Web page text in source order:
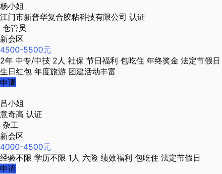
杨小姐
江门市新普华复合胶粘科技有限公司 认证
仓管员
新会区
4500-5500元
2年 中专/中技 2人 社保 节日福利 包吃住 年终奖金 法定节假日
生日红包 年度旅游 团建活动丰富
申请
吕小姐
意奇高 认证
杂工
新会区
4000-4500元
经验不限 学历不限 1人 六险 绩效福利 包吃住 法定节假日
申请